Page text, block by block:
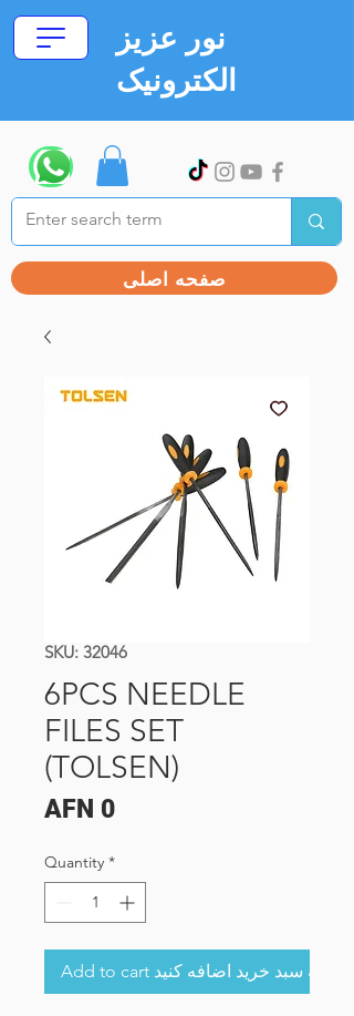
نور عزیز
الکترونیک
صفحه اصلی
SKU: 32046
6PCS NEEDLE
FILES SET
(TOLSEN)
AFN 0Price
Quantity *
Add to cart به سبد خرید اضافه کنید